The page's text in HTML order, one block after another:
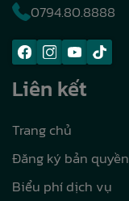
0794.80.8888
Liên kết
Trang chủ
Đăng ký bản quyền
Biểu phí dịch vụ